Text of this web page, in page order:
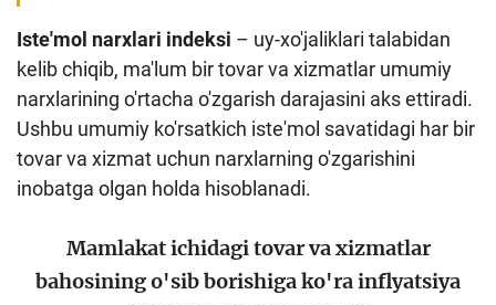
Iste'mol narxlari indeksi – uy-xo'jaliklari talabidan
kelib chiqib, ma'lum bir tovar va xizmatlar umumiy
narxlarining o'rtacha o'zgarish darajasini aks ettiradi.
Ushbu umumiy ko'rsatkich iste'mol savatidagi har bir
tovar va xizmat uchun narxlarning o'zgarishini
inobatga olgan holda hisoblanadi.
Mamlakat ichidagi tovar va xizmatlar
bahosining o'sib borishiga ko'ra inflyatsiya